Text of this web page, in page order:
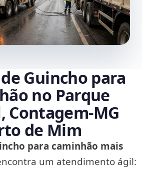
Guincho para
no Parque
Contagem‑MG
de Mim
para caminhão mais
um atendimento ágil: